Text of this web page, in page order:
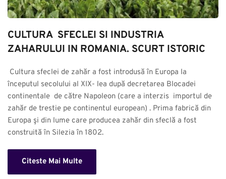
CULTURA  SFECLEI SI INDUSTRIA
ZAHARULUI IN ROMANIA. SCURT ISTORIC
începutul secolului al XIX- lea după decretarea Blocadei
continentale  de către Napoleon (care a interzis  importul de
zahăr de trestie pe continentul european) . Prima fabrică din
Europa şi din lume care producea zahăr din sfeclă a fost
construită în Silezia în 1802.
Citeste Mai Multe